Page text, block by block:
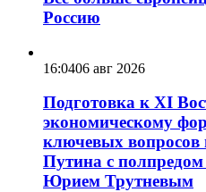
Россию
16:0406 авг 2026
Подготовка к XI
экономическому
ключевых вопросов
Путина с
Юрием Трутневым